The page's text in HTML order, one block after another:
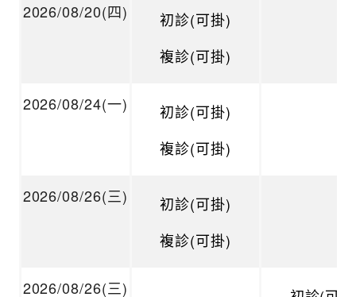
2026/08/20(四)
初診(可掛)
複診(可掛)
2026/08/24(一)
初診(可掛)
複診(可掛)
2026/08/26(三)
初診(可掛)
複診(可掛)
2026/08/26(三)